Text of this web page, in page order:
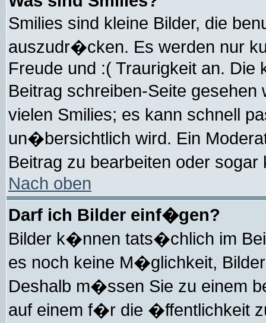
Smilies sind kleine Bilder, die
auszudr�cken. Es werden nur
Freude und :( Traurigkeit an. Die
Beitrag schreiben-Seite
vielen Smilies; es kann schnell
un�bersichtlich wird. Ein
Beitrag zu bearbeiten oder
Nach oben
Darf ich Bilder einf�gen?
Bilder k�nnen tats�chlich im
es noch keine M�glichkeit,
Deshalb m�ssen Sie zu einem
auf einem f�r die �ffentlichkeit